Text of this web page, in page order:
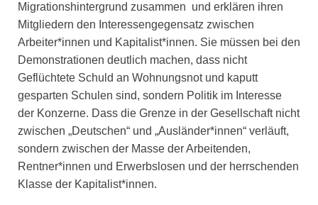
Migrationshintergrund zusammen und erklären ihren
Mitgliedern den Interessengegensatz zwischen
Arbeiter*innen und Kapitalist*innen. Sie müssen bei den
Demonstrationen deutlich machen, dass nicht
Geflüchtete Schuld an Wohnungsnot und kaputt
gesparten Schulen sind, sondern Politik im Interesse
der Konzerne. Dass die Grenze in der Gesellschaft nicht
zwischen „Deutschen“ und „Ausländer*innen“ verläuft,
sondern zwischen der Masse der Arbeitenden,
Rentner*innen und Erwerbslosen und der herrschenden
Klasse der Kapitalist*innen.